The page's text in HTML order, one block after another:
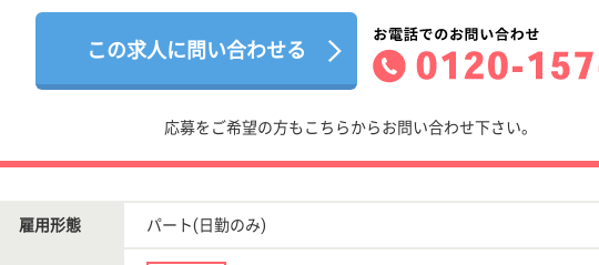
この求人に問い合わせる
応募をご希望の方もこちらからお問い合わせ下さい。
雇用形態 パート(日勤のみ)